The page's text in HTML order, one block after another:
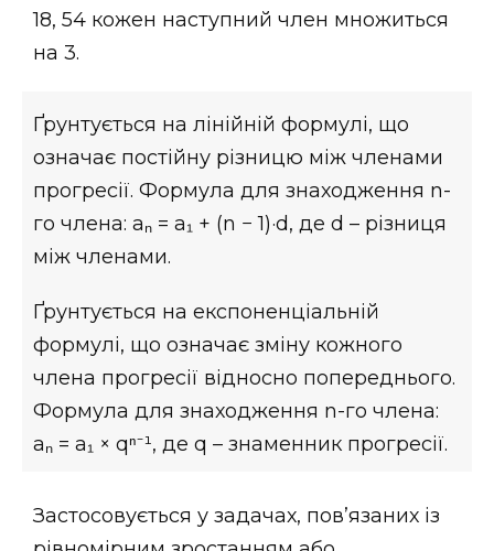
18, 54 кожен наступний член множиться
на 3.
Ґрунтується на лінійній формулі, що
означає постійну різницю між членами
прогресії. Формула для знаходження n-
го члена: aₙ = a₁ + (n − 1)·d, де d – різниця
між членами.
Ґрунтується на експоненціальній
формулі, що означає зміну кожного
члена прогресії відносно попереднього.
Формула для знаходження n-го члена:
aₙ = a₁ × qⁿ⁻¹, де q – знаменник прогресії.
Застосовується у задачах, пов’язаних із